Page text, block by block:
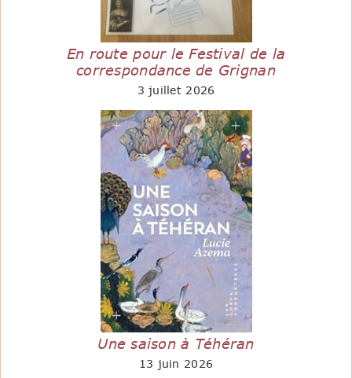
En route pour le Festival de la
correspondance de Grignan
3 juillet 2026
Une saison à Téhéran
13 juin 2026